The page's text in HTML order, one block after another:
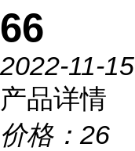
66
2022-11-15
产品详情
价格： 26